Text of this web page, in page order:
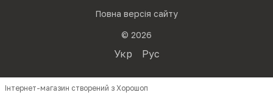
Повна версія сайту
© 2026
Укр Рус
Інтернет-магазин створений з Хорошоп